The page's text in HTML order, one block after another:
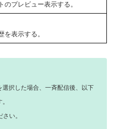
プレビュー表示する。
を表示する。
択した場合、一斉配信後、以下
い。